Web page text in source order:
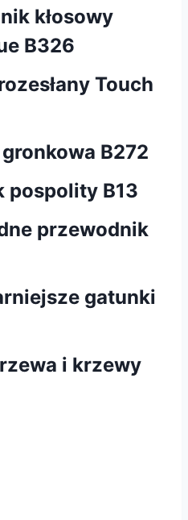
kłosowy
B326
Touch
B272
pospolity B13
przewodnik
gatunki
i krzewy